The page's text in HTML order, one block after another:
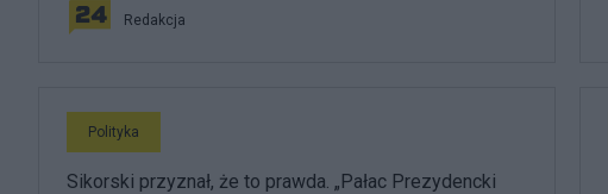
Redakcja
Polityka
Sikorski przyznał, że to prawda. „Pałac Prezydencki